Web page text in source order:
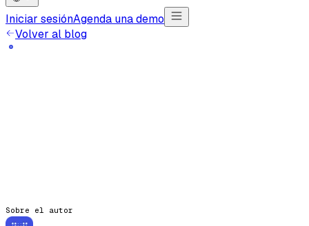
Iniciar sesiónAgenda una demo
Volver al blog
Sobre el autor